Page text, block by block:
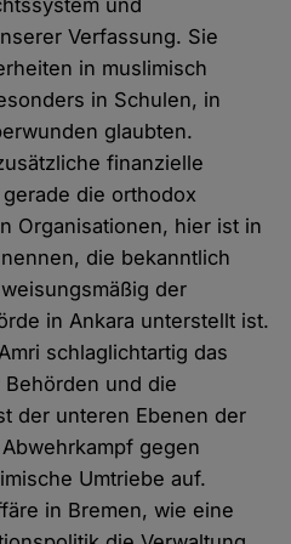
und
Verfassung. Sie
in muslimisch
in Schulen, in
glaubten.
finanzielle
die orthodox
Organisationen, hier ist in
die bekanntlich
der
in Ankara unterstellt ist.
schlaglichtartig das
und die
der unteren Ebenen der
gegen
Umtriebe auf.
in Bremen, wie eine